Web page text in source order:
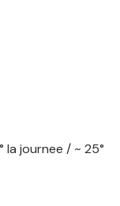
journee / ~ 25°